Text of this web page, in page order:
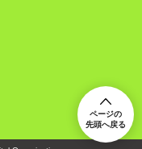
ページの
先頭へ戻る